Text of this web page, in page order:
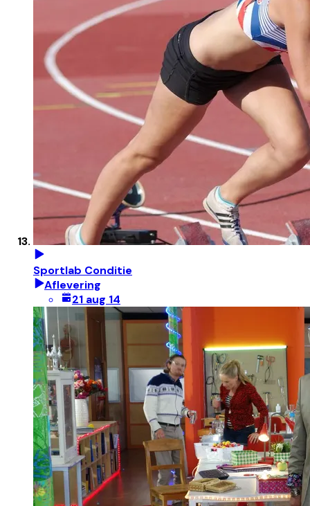
Sportlab Conditie
Aflevering
21 aug 14